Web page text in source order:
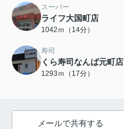
スーパー
ライフ大国町店
1042ｍ（14分）
寿司
くら寿司なんば元町店
1293ｍ（17分）
メールで共有する